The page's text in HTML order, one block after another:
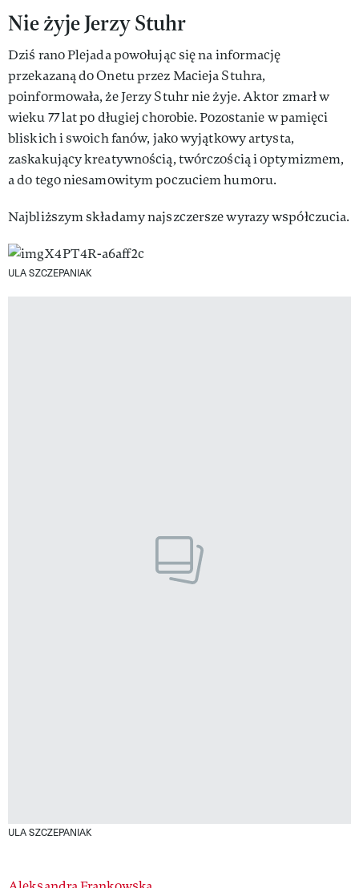
Nie żyje Jerzy Stuhr
Dziś rano Plejada powołując się na informację
przekazaną do Onetu przez Macieja Stuhra,
poinformowała, że Jerzy Stuhr nie żyje. Aktor zmarł w
wieku 77 lat po długiej chorobie. Pozostanie w pamięci
bliskich i swoich fanów, jako wyjątkowy artysta,
zaskakujący kreatywnością, twórczością i optymizmem,
a do tego niesamowitym poczuciem humoru.
Najbliższym składamy najszczersze wyrazy współczucia.
ULA SZCZEPANIAK
ULA SZCZEPANIAK